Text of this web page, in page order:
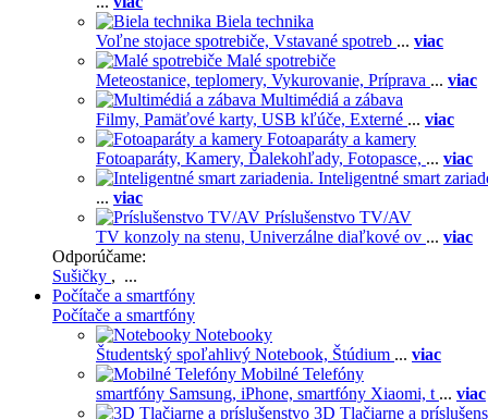
Biela technika
Voľne stojace spotrebiče, Vstavané spotreb ... viac
Malé spotrebiče
Meteostanice, teplomery, Vykurovanie, Príprava ... viac
Multimédiá a zábava
Filmy, Pamäťové karty, USB kľúče, Externé ... viac
Fotoaparáty a kamery
Fotoaparáty, Kamery, Ďalekohľady, Fotopasce, ... viac
Inteligentné smart
... viac
Príslušenstvo TV/AV
TV konzoly na stenu, Univerzálne diaľkové ov ... viac
Odporúčame:
Sušičky , ...
Počítače a smartfóny
Počítače a smartfóny
Notebooky
Študentský spoľahlivý Notebook, Štúdium ... viac
Mobilné Telefóny
smartfóny Samsung, iPhone, smartfóny Xiaomi, t ... viac
3D Tlačiarne a